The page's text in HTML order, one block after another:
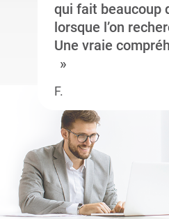
qui fait beaucoup
lorsque l’on
Une vraie
F.